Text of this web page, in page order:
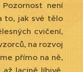
není
to, jak své tělo
cvičení,
na rozvoj
přímo na ně,